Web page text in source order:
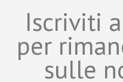
Iscriviti
per
sulle